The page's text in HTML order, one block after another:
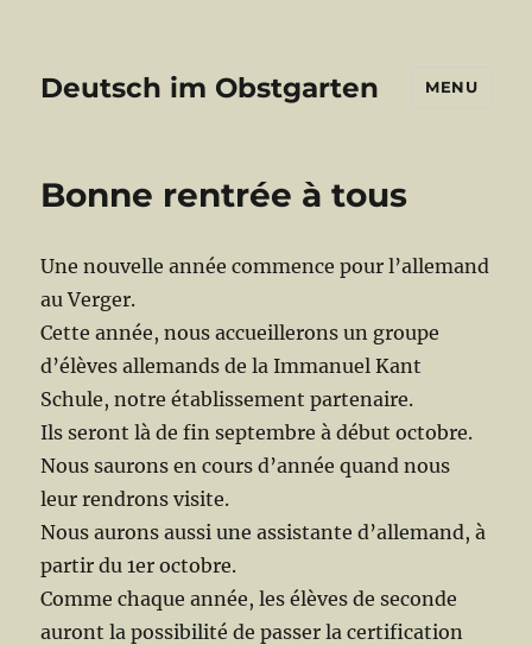
Deutsch im Obstgarten MENU
Bonne rentrée à tous
Une nouvelle année commence pour l’allemand
au Verger.
Cette année, nous accueillerons un groupe
d’élèves allemands de la Immanuel Kant
Schule, notre établissement partenaire.
Ils seront là de fin septembre à début octobre.
Nous saurons en cours d’année quand nous
leur rendrons visite.
Nous aurons aussi une assistante d’allemand, à
partir du 1er octobre.
Comme chaque année, les élèves de seconde
auront la possibilité de passer la certification